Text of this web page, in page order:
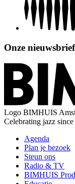
Onze
Logo BIMHUIS
Celebrating jazz
Agenda
Plan je bezoek
Steun ons
Radio & TV
BIMHUIS